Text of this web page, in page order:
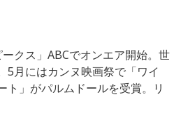
クス」ABCでオンエア開始。世
5月にはカンヌ映画祭で「ワイ
ト」がパルムドールを受賞。リ